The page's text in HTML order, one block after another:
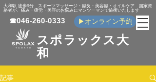
スポラックス大
和
▶オンライン予約
☎046-260-0333
​大和駅 徒歩9分 スポーツマッサージ・鍼灸・美容鍼・オイルケア 国家資
格者が、痛み・疲労・美容のお悩みにマンツーマンで施術いたします
記事